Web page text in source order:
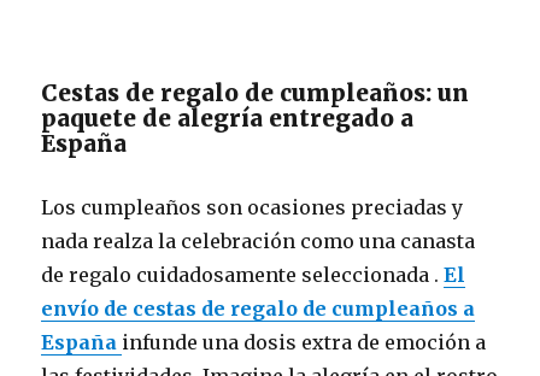
Cestas de regalo de cumpleaños: un
paquete de alegría entregado a
España
Los cumpleaños son ocasiones preciadas y
nada realza la celebración como una canasta
de regalo cuidadosamente seleccionada .El
envío de cestas de regalo de cumpleaños a
España infunde una dosis extra de emoción a